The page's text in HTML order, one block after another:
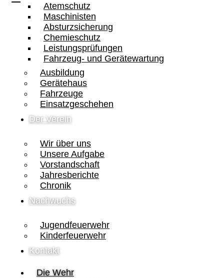
Atemschutz
Maschinisten
Absturzsicherung
Chemieschutz
Leistungsprüfungen
Fahrzeug- und Gerätewartung
Ausbildung
Gerätehaus
Fahrzeuge
Einsatzgeschehen
Der Verein
Wir über uns
Unsere Aufgabe
Vorstandschaft
Jahresberichte
Chronik
Nachwuchs
Jugendfeuerwehr
Kinderfeuerwehr
Kontakt
Die Wehr